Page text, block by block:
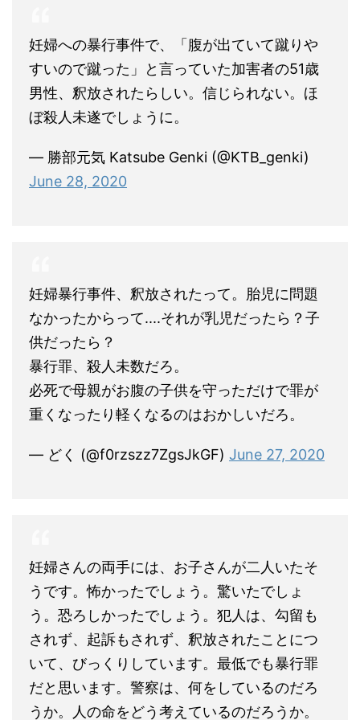
妊婦への暴行事件で、「腹が出ていて蹴りや
すいので蹴った」と言っていた加害者の51歳
男性、釈放されたらしい。信じられない。ほ
ぼ殺人未遂でしょうに。
— 勝部元気 Katsube Genki (@KTB_genki)
June 28, 2020
妊婦暴行事件、釈放されたって。胎児に問題
なかったからって....それが乳児だったら？子
供だったら？
暴行罪、殺人未数だろ。
必死で母親がお腹の子供を守っただけで罪が
重くなったり軽くなるのはおかしいだろ。
— どく (@f0rzszz7ZgsJkGF) June 27, 2020
妊婦さんの両手には、お子さんが二人いたそ
うです。怖かったでしょう。驚いたでしょ
う。恐ろしかったでしょう。犯人は、勾留も
されず、起訴もされず、釈放されたことにつ
いて、びっくりしています。最低でも暴行罪
だと思います。警察は、何をしているのだろ
うか。人の命をどう考えているのだろうか。